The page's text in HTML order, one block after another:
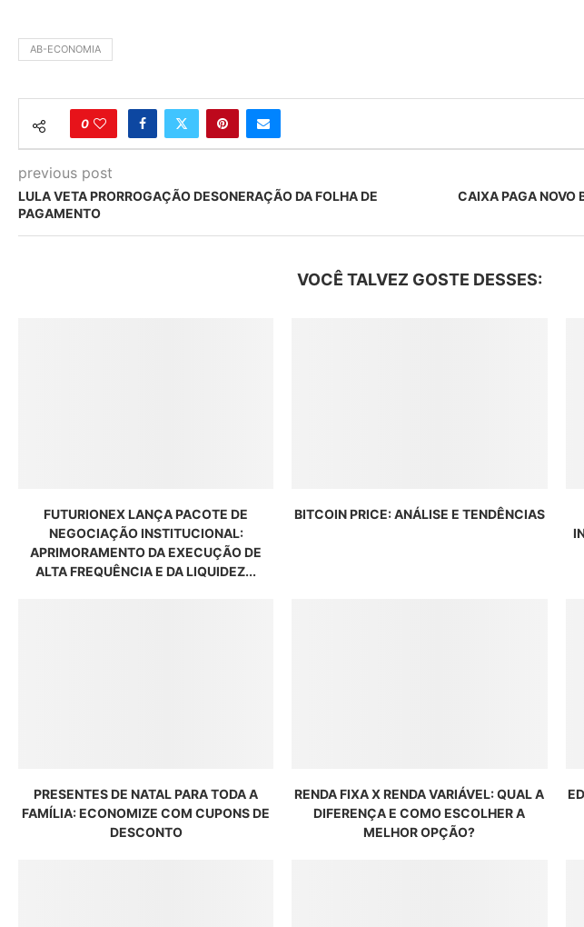
AB-ECONOMIA
0
previous post
LULA VETA PRORROGAÇÃO DESONERAÇÃO DA FOLHA DE
PAGAMENTO
CAIXA PAGA NOVO
VOCÊ TALVEZ GOSTE DESSES:
FUTURIONEX LANÇA PACOTE DE
NEGOCIAÇÃO INSTITUCIONAL:
APRIMORAMENTO DA EXECUÇÃO DE
ALTA FREQUÊNCIA E DA LIQUIDEZ...
BITCOIN PRICE: ANÁLISE E TENDÊNCIAS
PRESENTES DE NATAL PARA TODA A
FAMÍLIA: ECONOMIZE COM CUPONS DE
DESCONTO
RENDA FIXA X RENDA VARIÁVEL: QUAL A
DIFERENÇA E COMO ESCOLHER A
MELHOR OPÇÃO?